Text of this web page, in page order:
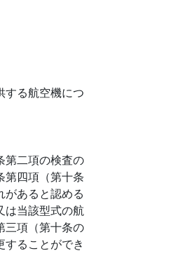
する航空機につ
第二項の検査の
第四項（第十条
あると認める
は当該型式の航
三項（第十条の
ることができ